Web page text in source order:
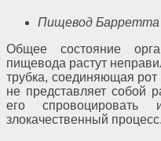
Пищевод Барретта
Общее состояние
пищевода растут
трубка, соединяющая
не представляет собой
его спровоцировать
злокачественный процесс.